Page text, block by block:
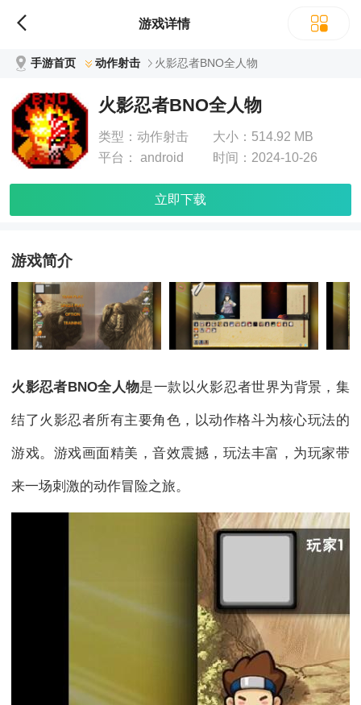
游戏详情
手游首页 动作射击 火影忍者BNO全人物
火影忍者BNO全人物
类型： 动作射击 大小： 514.92 MB
平台：
android 时间： 2024-10-26
立即下载
游戏简介
火影忍者BNO全人物是一款以火影忍者世界为背景，集
结了火影忍者所有主要角色，以动作格斗为核心玩法的
游戏。游戏画面精美，音效震撼，玩法丰富，为玩家带
来一场刺激的动作冒险之旅。